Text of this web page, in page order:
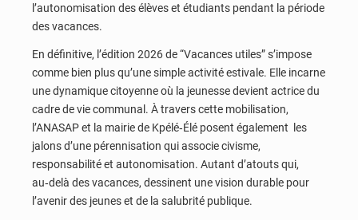
l’autonomisation des élèves et étudiants pendant la période
des vacances.
En définitive, l’édition 2026 de “Vacances utiles” s’impose
comme bien plus qu’une simple activité estivale. Elle incarne
une dynamique citoyenne où la jeunesse devient actrice du
cadre de vie communal. À travers cette mobilisation,
l’ANASAP et la mairie de Kpélé‑Élé posent également les
jalons d’une pérennisation qui associe civisme,
responsabilité et autonomisation. Autant d’atouts qui,
au‑delà des vacances, dessinent une vision durable pour
l’avenir des jeunes et de la salubrité publique.